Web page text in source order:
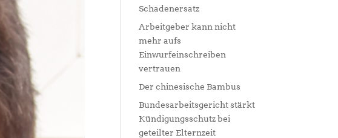
Schadenersatz
Arbeitgeber kann nicht
mehr aufs
Einwurfeinschreiben
vertrauen
Der chinesische Bambus
Bundesarbeitsgericht stärkt
Kündigungsschutz bei
geteilter Elternzeit